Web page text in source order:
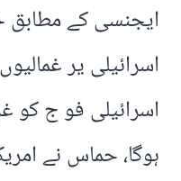
ایجنسی کے مطابق
اسرائیلی یر
اسرائیلی فو ج کو
ہوگا، حماس نے